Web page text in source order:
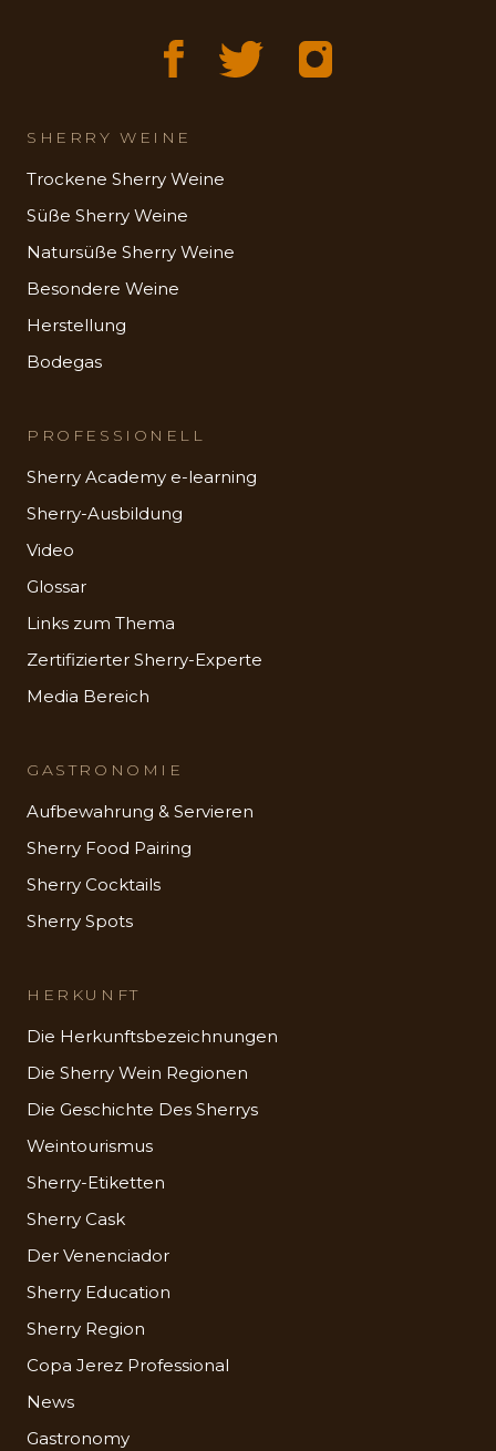
SHERRY WEINE
Trockene Sherry Weine
Süße Sherry Weine
Natursüße Sherry Weine
Besondere Weine
Herstellung
Bodegas
PROFESSIONELL
Sherry Academy e-learning
Sherry-Ausbildung
Video
Glossar
Links zum Thema
Zertifizierter Sherry-Experte
Media Bereich
GASTRONOMIE
Aufbewahrung & Servieren
Sherry Food Pairing
Sherry Cocktails
Sherry Spots
HERKUNFT
Die Herkunftsbezeichnungen
Die Sherry Wein Regionen
Die Geschichte Des Sherrys
Weintourismus
Sherry-Etiketten
Sherry Cask
Der Venenciador
Sherry Education
Sherry Region
Copa Jerez Professional
News
Gastronomy